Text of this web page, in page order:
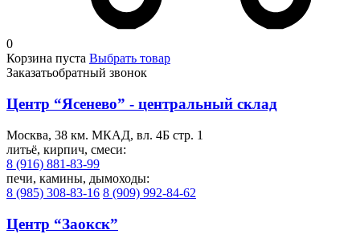
0
Корзина пуста Выбрать товар
Заказатьобратный звонок
Центр “Ясенево” - центральный склад
Москва, 38 км. МКАД, вл. 4Б стр. 1
литьё, кирпич, смеси:
8 (916) 881-83-99
печи, камины, дымоходы:
8 (985) 308-83-16 8 (909) 992-84-62
Центр “Заокск”